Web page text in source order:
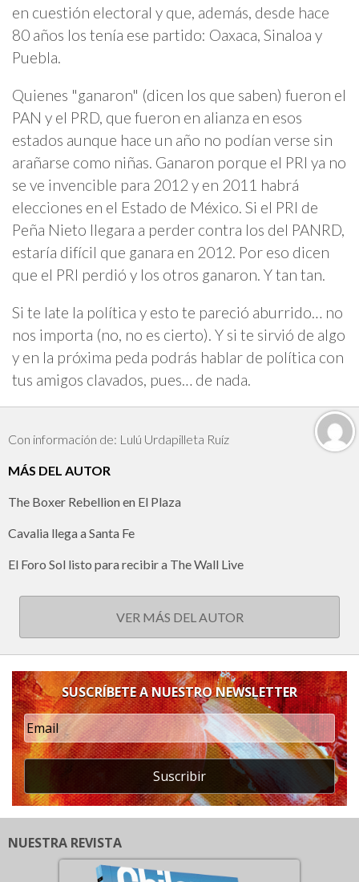
en cuestión electoral y que, además, desde hace
80 años los tenía ese partido: Oaxaca, Sinaloa y
Puebla.
Quienes "ganaron" (dicen los que saben) fueron el
PAN y el PRD, que fueron en alianza en esos
estados aunque hace un año no podían verse sin
arañarse como niñas. Ganaron porque el PRI ya no
se ve invencible para 2012 y en 2011 habrá
elecciones en el Estado de México. Si el PRI de
Peña Nieto llegara a perder contra los del PANRD,
estaría difícil que ganara en 2012. Por eso dicen
que el PRI perdió y los otros ganaron. Y tan tan.
Si te late la política y esto te pareció aburrido… no
nos importa (no, no es cierto). Y si te sirvió de algo
y en la próxima peda podrás hablar de política con
tus amigos clavados, pues… de nada.
Con información de: Lulú Urdapilleta Ruíz
MÁS DEL AUTOR
The Boxer Rebellion en El Plaza
Cavalia llega a Santa Fe
El Foro Sol listo para recibir a The Wall Live
VER MÁS DEL AUTOR
SUSCRÍBETE A NUESTRO NEWSLETTER
Suscribir
NUESTRA REVISTA